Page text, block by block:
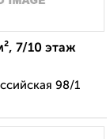
7/10 этаж
98/1